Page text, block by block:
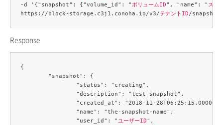
-d '{"snapshot": {"volume_id": "ボリュームID", "name": " スナ
https://block-storage.c3j1.conoha.io/v3/テナントID
Response
{
		"user_id": "
ユーザーID",